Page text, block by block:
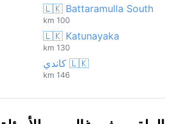
🇱🇰 Battaramulla South
100 km
🇱🇰 Katunayaka
130 km
🇱🇰 كاندي
146 km